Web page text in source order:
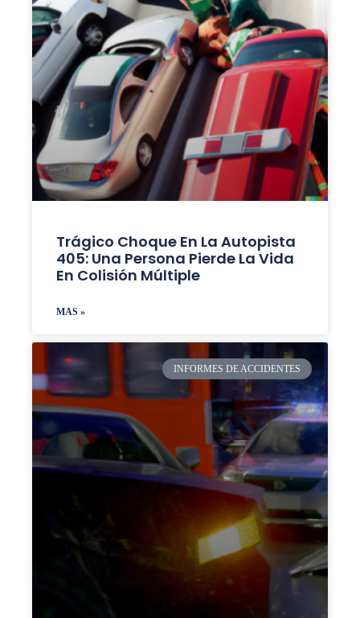
Trágico Choque En La Autopista
405: Una Persona Pierde La Vida
En Colisión Múltiple
MAS »
INFORMES DE ACCIDENTES